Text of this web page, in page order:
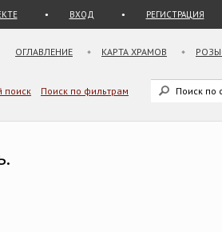
ВХОД РЕГИСТРАЦИЯ
ОГЛАВЛЕНИЕ КАРТА ХРАМОВ
поиск Поиск по фильтрам